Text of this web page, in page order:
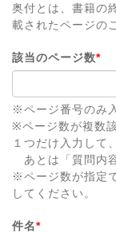
奥付とは、書籍の
載されたページの
該当のページ数*
※ページ番号のみ
※ページ数が複数
１つだけ入力して、
あとは「質問内
※ページ数が指定
してください。
件名*